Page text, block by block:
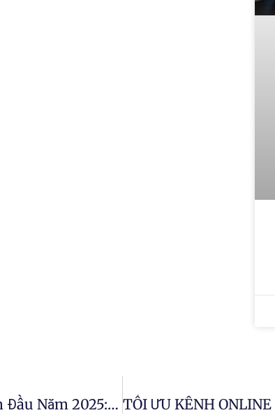
Thị Trường Thương Mại Điện Tử Việt Nam Đầu Năm 2025: Cú Tăng Tốc Của Nhóm Nhà Bán Lớn